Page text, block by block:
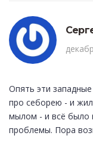
Опять эти
про себорею - и
мылом - и всё было
проблемы. Пора